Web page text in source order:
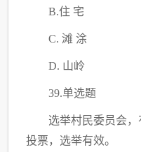
B.住 宅
C. 滩 涂
D. 山岭
39.单选题
选举村民委员会
投票，选举有效。